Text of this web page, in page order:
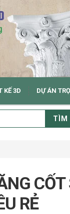
KẾ 3D DỰ ÁN
TÌM
RẺ